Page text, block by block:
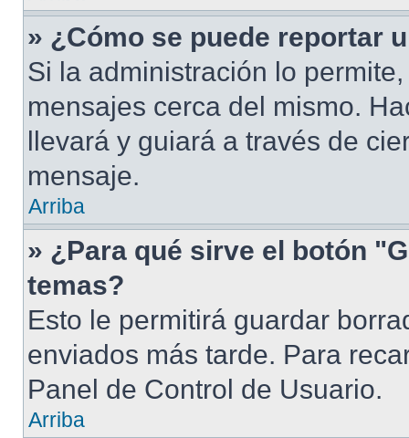
» ¿Cómo se puede reportar
Si la administración lo
mensajes cerca del mismo.
llevará y guiará a través de
mensaje.
Arriba
» ¿Para qué sirve el botón
temas?
Esto le permitirá guardar
enviados más tarde. Para
Panel de Control de Usuario.
Arriba